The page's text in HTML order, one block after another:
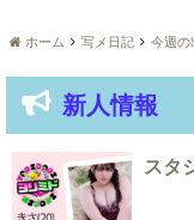
ホーム 写メ日記 今週の
新人情報
スタ